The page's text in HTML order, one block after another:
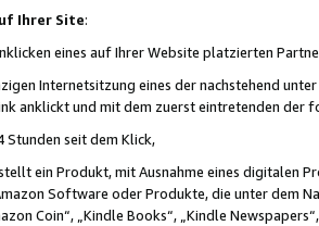
Ihrer Site:
eines auf Ihrer Website platzierten
Internetsitzung eines der nachstehend
anklickt und mit dem zuerst eintretenden der
seit dem Klick,
ein Produkt, mit Ausnahme eines digitalen
Software oder Produkte, die unter dem
Coin“, „Kindle Books“, „Kindle